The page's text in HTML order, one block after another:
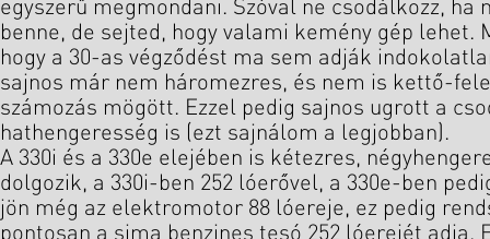
egyszerű megmondani. Szóval ne csodálkozz, ha
benne, de sejted, hogy valami kemény gép lehet.
hogy a 30-as végződést ma sem adják
sajnos már nem háromezres, és nem is kettő-
számozás mögött. Ezzel pedig sajnos ugrott a
hathengeresség is (ezt sajnálom a legjobban).
A 330i és a 330e elejében is kétezres,
dolgozik, a 330i-ben 252 lóerővel, a 330e-ben
jön még az elektromotor 88 lóereje, ez pedig
pontosan a sima benzines tesó 252 lóerejét adja.